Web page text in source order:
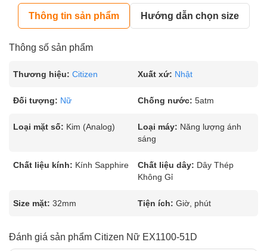
Thông tin sản phẩm Hướng dẫn chọn size
Thông số sản phẩm
Thương hiệu: Citizen Xuất xứ: Nhật
Đối tượng: Nữ Chống nước: 5atm
Loại mặt số: Kim (Analog) Loại máy: Năng lượng ánh
sáng
Chất liệu kính: Kính Sapphire Chất liệu dây: Dây Thép
Không Gỉ
Size mặt: 32mm Tiện ích: Giờ, phút
Đánh giá sản phẩm Citizen Nữ EX1100-51D